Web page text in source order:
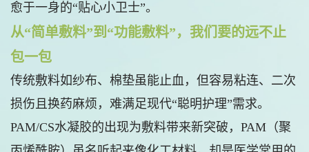
愈于一身的“贴心小卫士”。
从“简单敷料”到“功能敷料”，我们要的远不止
包一包
传统敷料如纱布、棉垫虽能止血，但容易粘连、二次
损伤且换药麻烦，难满足现代“聪明护理”需求。
PAM/CS水凝胶的出现为敷料带来新突破，PAM（聚